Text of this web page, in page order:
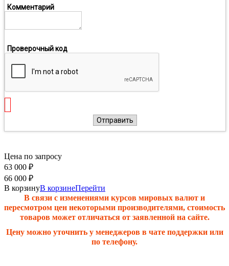
Комментарий
Проверочный код
Отправить
Цена по запросу
63 000 ₽
66 000 ₽
В корзинуВ корзинеПерейти
В связи с изменениями курсов мировых валют и
пересмотром цен некоторыми производителями, стоимость
товаров может отличаться от заявленной на сайте.
Цену можно уточнить у менеджеров в чате поддержки или
по телефону.